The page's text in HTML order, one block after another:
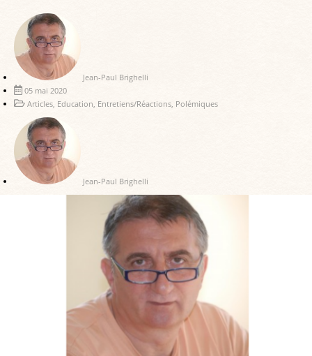
Jean-Paul Brighelli
05 mai 2020
Articles, Education, Entretiens/Réactions, Polémiques
Jean-Paul Brighelli